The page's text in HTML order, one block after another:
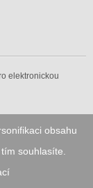
obsahu
souhlasíte.
elektronickou